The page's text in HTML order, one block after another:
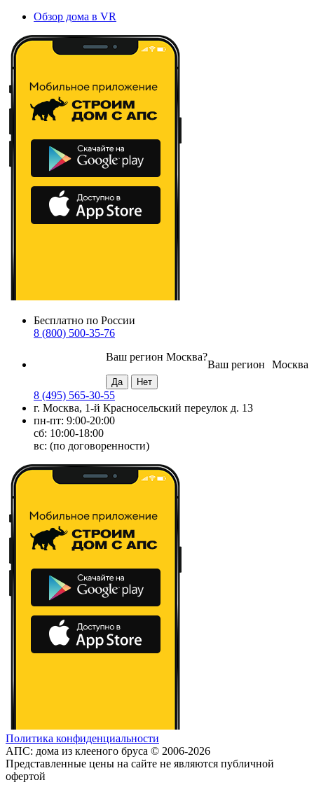
Обзор дома в VR
Бесплатно по России
8 (800) 500-35-76
Москва
Ваш регион
Ваш регион Москва?
8 (495) 565-30-55
г. Москва, 1-й Красносельский переулок д. 13
пн-пт: 9:00-20:00
сб: 10:00-18:00
вс: (по договоренности)
Политика конфиденциальности
АПС: дома из клееного бруса © 2006-2026
Представленные цены на сайте не являются публичной
офертой